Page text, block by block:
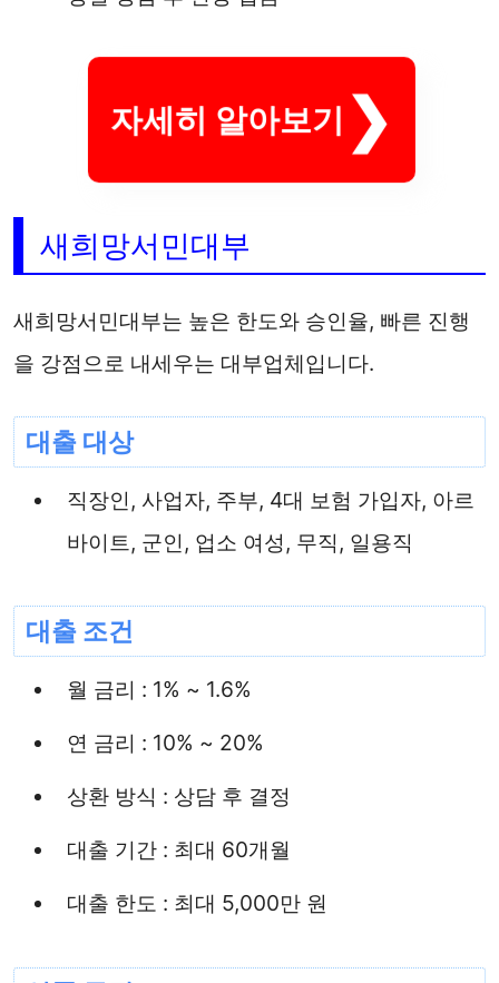
자세히 알아보기
새희망서민대부
새희망서민대부는 높은 한도와 승인율, 빠른 진행
을 강점으로 내세우는 대부업체입니다.
대출 대상
직장인, 사업자, 주부, 4대 보험 가입자, 아르
바이트, 군인, 업소 여성, 무직, 일용직
대출 조건
월 금리 : 1% ~ 1.6%
연 금리 : 10% ~ 20%
상환 방식 : 상담 후 결정
대출 기간 : 최대 60개월
대출 한도 : 최대 5,000만 원